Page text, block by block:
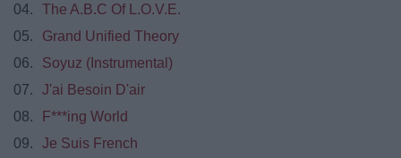
04.
The A.B.C Of L.O.V.E.
05.
Grand Unified Theory
06.
Soyuz (Instrumental)
07.
J'ai Besoin D'air
08.
F***ing World
09.
Je Suis French